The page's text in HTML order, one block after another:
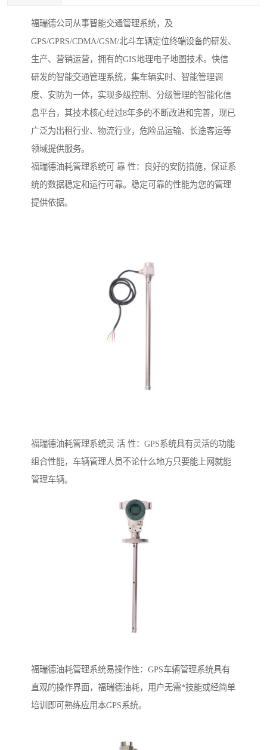
福瑞德公司从事智能交通管理系统，及
GPS/GPRS/CDMA/GSM/北斗车辆定位终端设备的研发、
生产、营销运营，拥有的GIS地理电子地图技术。快信
研发的智能交通管理系统，集车辆实时、智能管理调
度、安防为一体，实现多级控制、分级管理的智能化信
息平台，其技术核心经过8年多的不断改进和完善，现已
广泛为出租行业、物流行业，危险品运输、长途客运等
领域提供服务。
福瑞德油耗管理系统可 靠 性：良好的安防措施，保证系
统的数据稳定和运行可靠。稳定可靠的性能为您的管理
提供依据。
福瑞德油耗管理系统灵 活 性：GPS系统具有灵活的功能
组合性能，车辆管理人员不论什么地方只要能上网就能
管理车辆。
福瑞德油耗管理系统易操作性：GPS车辆管理系统具有
直观的操作界面，福瑞德油耗，用户无需*技能或经简单
培训即可熟练应用本GPS系统。